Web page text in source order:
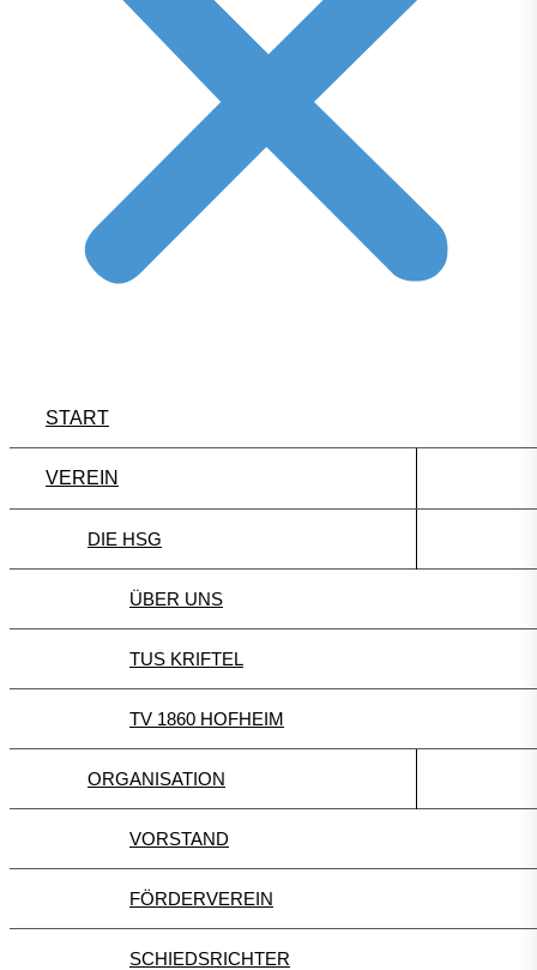
START
VEREIN
DIE HSG
ÜBER UNS
TUS KRIFTEL
TV 1860 HOFHEIM
ORGANISATION
VORSTAND
FÖRDERVEREIN
SCHIEDSRICHTER